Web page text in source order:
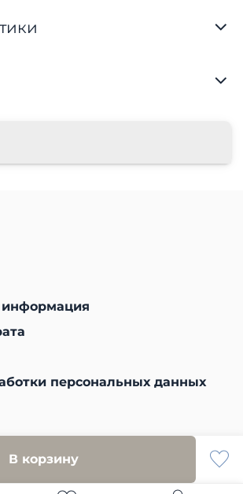
В корзину
персональных данных